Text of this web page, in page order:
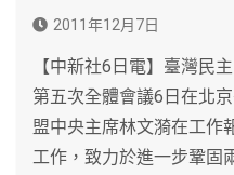
2011年12月7日
【中新社6日電】臺灣民
第五次全體會議6日在北
盟中央主席林文漪在工作
工作，致力於進一步鞏固